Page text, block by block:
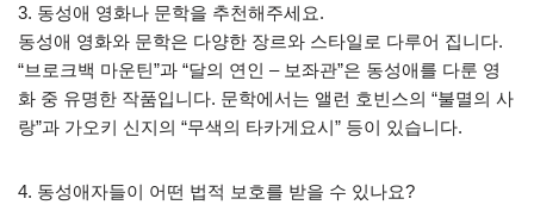
3. 동성애 영화나 문학을 추천해주세요.
동성애 영화와 문학은 다양한 장르와 스타일로 다루어 집니다.
“브로크백 마운틴”과 “달의 연인 – 보좌관”은 동성애를 다룬 영
화 중 유명한 작품입니다. 문학에서는 앨런 호빈스의 “불멸의 사
랑”과 가오키 신지의 “무색의 타카게요시” 등이 있습니다.
4. 동성애자들이 어떤 법적 보호를 받을 수 있나요?